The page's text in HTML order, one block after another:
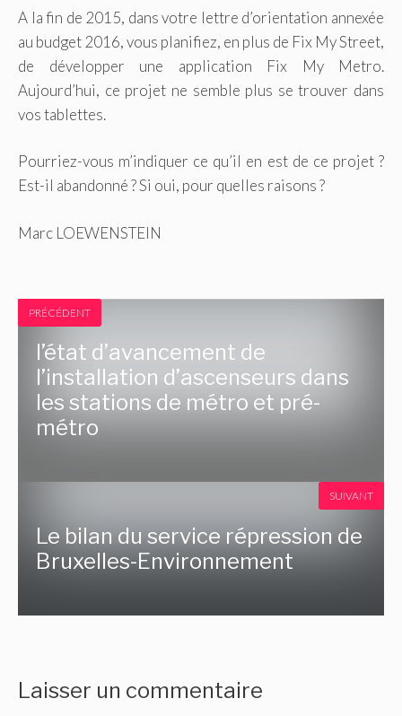
A la fin de 2015, dans votre lettre d’orientation annexée
au budget 2016, vous planifiez, en plus de Fix My Street,
de développer une application Fix My Metro.
Aujourd’hui, ce projet ne semble plus se trouver dans
vos tablettes.
Pourriez-vous m’indiquer ce qu’il en est de ce projet ?
Est-il abandonné ? Si oui, pour quelles raisons ?
Marc LOEWENSTEIN
PRÉCÉDENT
l’état d’avancement de
l’installation d’ascenseurs dans
les stations de métro et pré-
métro
Le bilan du service répression de
Bruxelles-Environnement
SUIVANT
Laisser un commentaire